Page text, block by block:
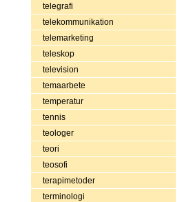
telegrafi
telekommunikation
telemarketing
teleskop
television
temaarbete
temperatur
tennis
teologer
teori
teosofi
terapimetoder
terminologi